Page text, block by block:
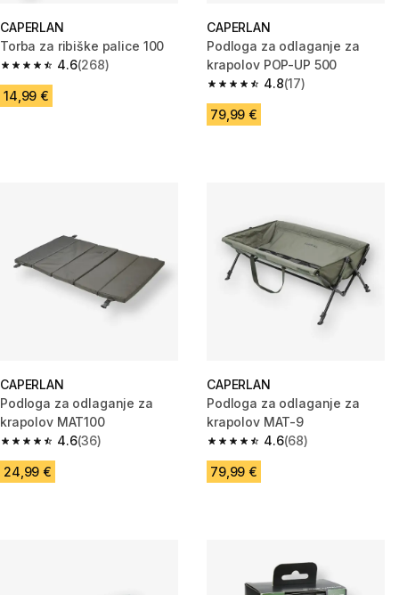
CAPERLAN
Torba za ribiške palice 100
4.6
4.6 od 5 zvezdic from 268 ocene
(268)
14,99 €
CAPERLAN
Podloga za odlaganje za
krapolov POP-UP 500
4.8
4.8 od 5 zvezdic from 17 ocene
(17)
79,99 €
CAPERLAN
Podloga za odlaganje za
krapolov MAT100
4.6
4.6 od 5 zvezdic from 36 ocene
(36)
24,99 €
CAPERLAN
Podloga za odlaganje za
krapolov MAT-9
4.6
4.6 od 5 zvezdic from 68 ocene
(68)
79,99 €